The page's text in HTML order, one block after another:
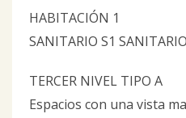
HABITACIÓN 1
SANITARIO S1
TERCER NIVEL TIPO A
Espacios con una vista